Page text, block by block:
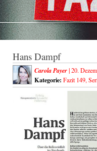
Hans Dampf
Carola Payer| 20.
Kategorie: Fazit 149,